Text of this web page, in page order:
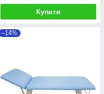
Купити
–14%